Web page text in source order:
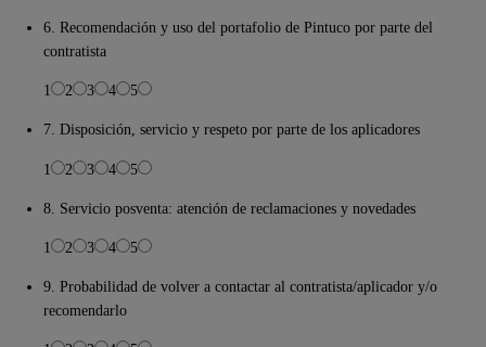
6. Recomendación y uso del portafolio de Pintuco por parte del
contratista
1 2 3 4 5
7. Disposición, servicio y respeto por parte de los aplicadores
1 2 3 4 5
8. Servicio posventa: atención de reclamaciones y novedades
1 2 3 4 5
9. Probabilidad de volver a contactar al contratista/aplicador y/o
recomendarlo